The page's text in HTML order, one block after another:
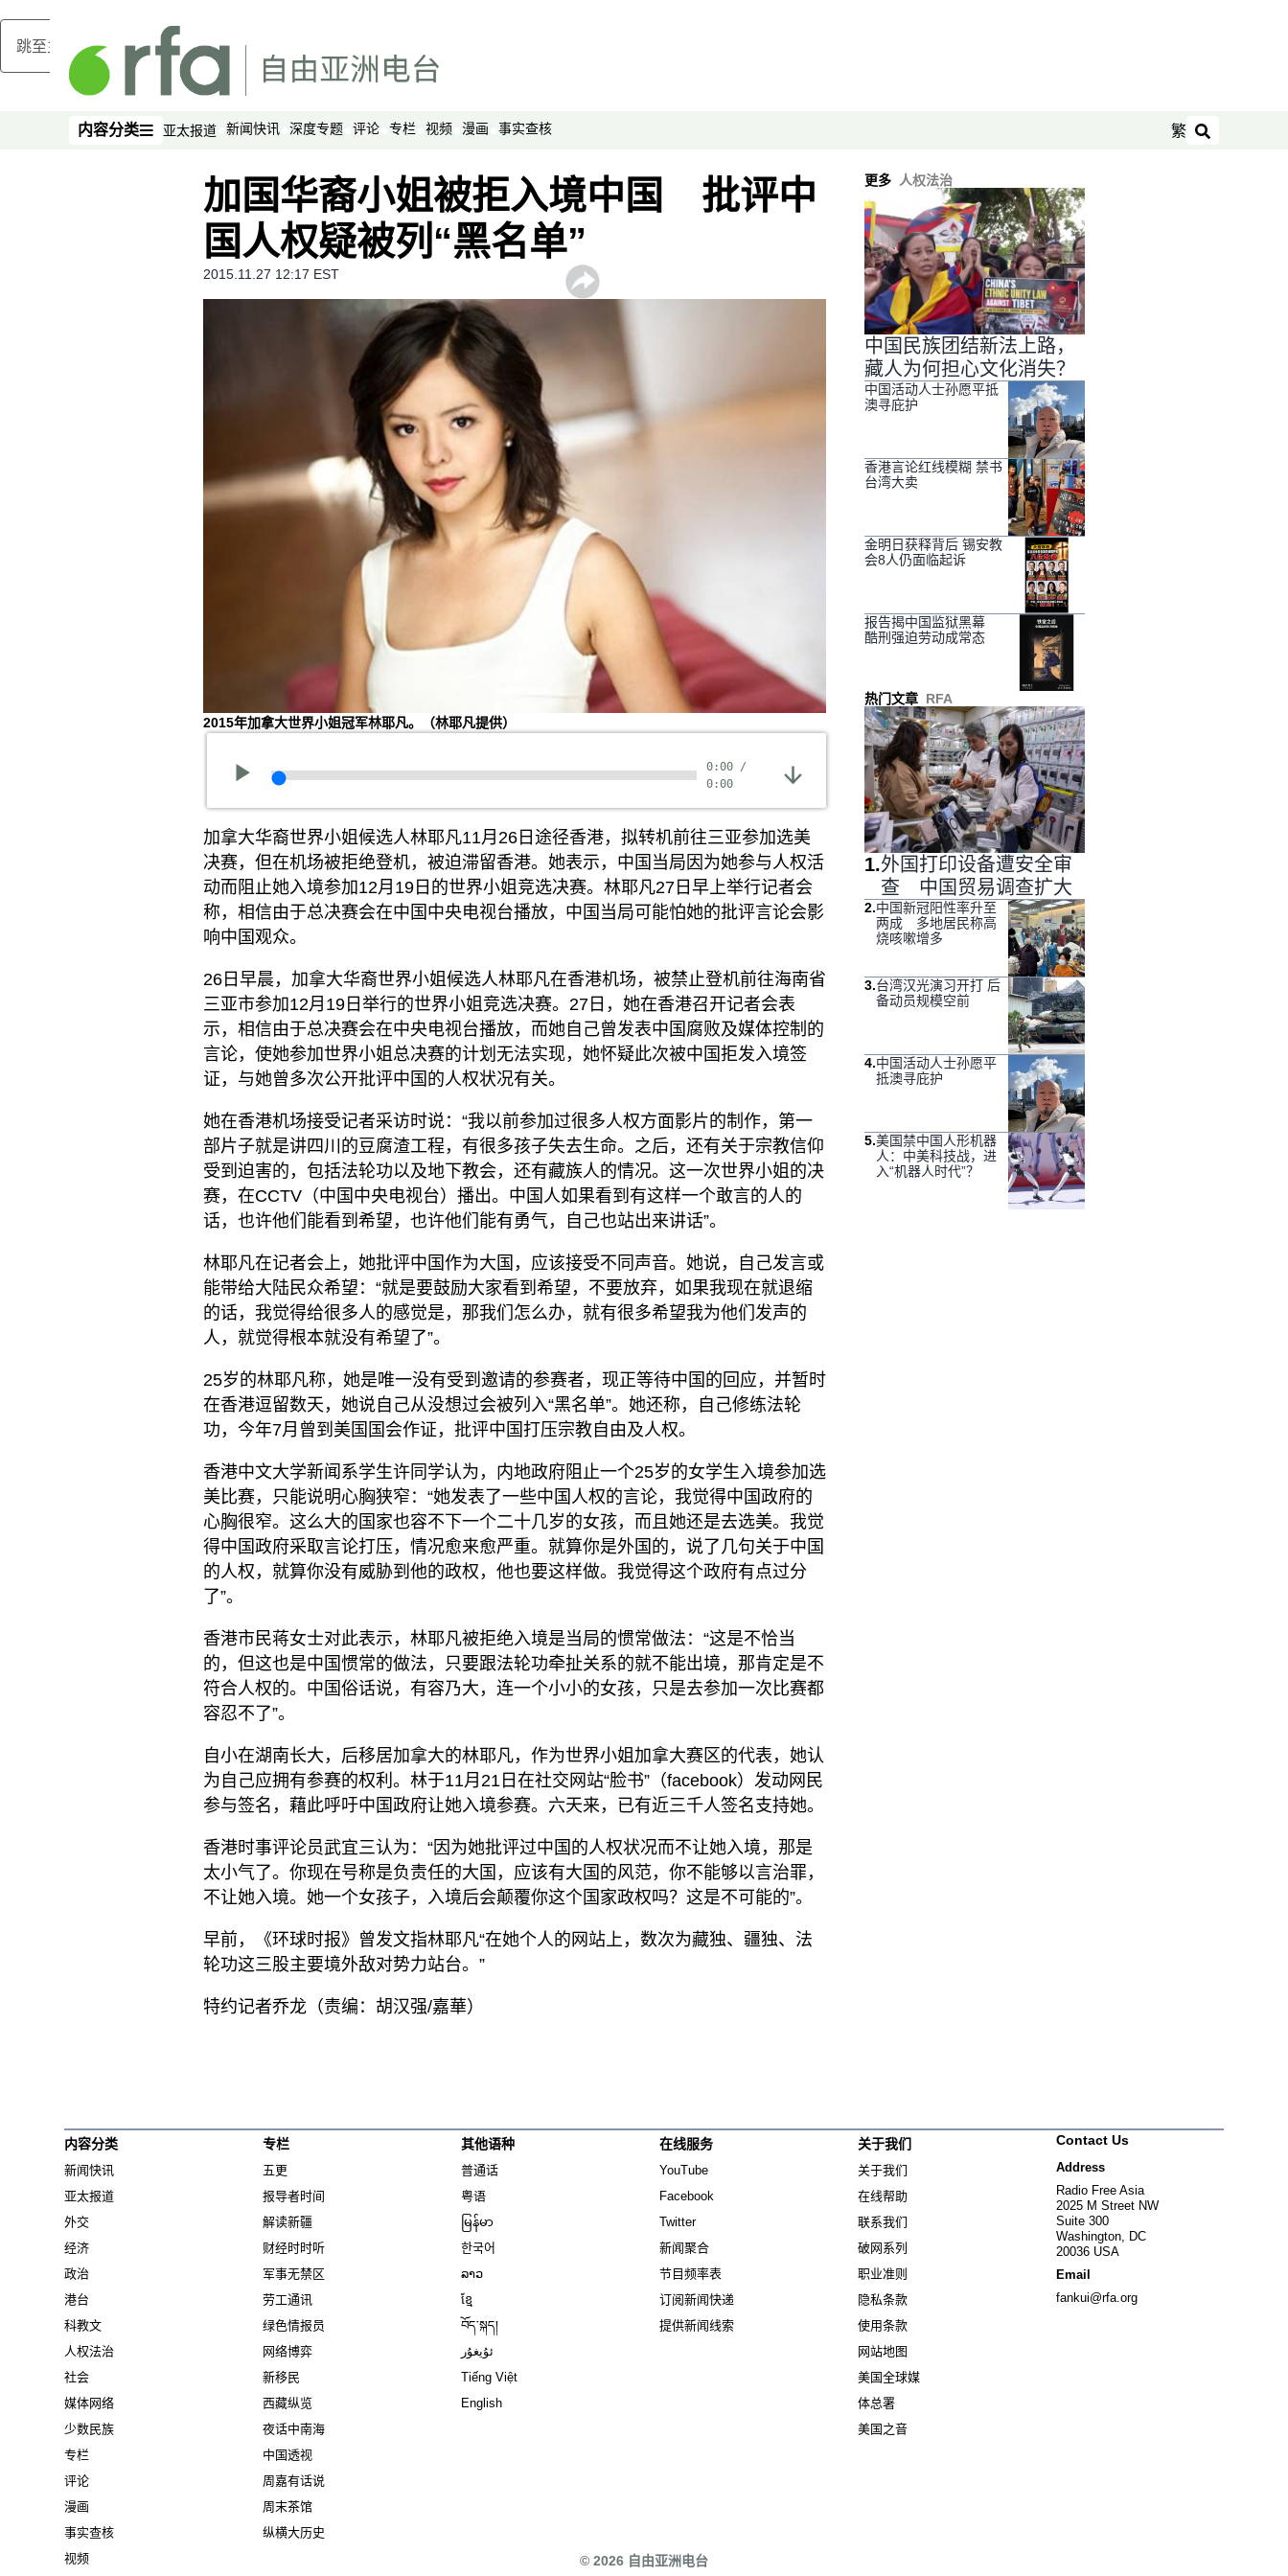
跳至主内容
内容分类
内容分类 亚太报道 新闻快讯 深度专题 评论 专栏 视频 漫画 事实查核 繁
搜索
视频
显示 视频 个子部分
亚洲很想聊
观点
专题与访谈
加国华裔小姐被拒入境中国 批评中
国人权疑被列“黑名单”
2015.11.27 12:17 EST
2015年加拿大世界小姐冠军林耶凡。（林耶凡提供）
0:00 /
0:00
加拿大华裔世界小姐候选人林耶凡11月26日途径香港，拟转机前往三亚参加选美
决赛，但在机场被拒绝登机，被迫滞留香港。她表示，中国当局因为她参与人权活
动而阻止她入境参加12月19日的世界小姐竞选决赛。林耶凡27日早上举行记者会
称，相信由于总决赛会在中国中央电视台播放，中国当局可能怕她的批评言论会影
响中国观众。
26日早晨，加拿大华裔世界小姐候选人林耶凡在香港机场，被禁止登机前往海南省
三亚市参加12月19日举行的世界小姐竞选决赛。27日，她在香港召开记者会表
示，相信由于总决赛会在中央电视台播放，而她自己曾发表中国腐败及媒体控制的
言论，使她参加世界小姐总决赛的计划无法实现，她怀疑此次被中国拒发入境签
证，与她曾多次公开批评中国的人权状况有关。
她在香港机场接受记者采访时说：“我以前参加过很多人权方面影片的制作，第一
部片子就是讲四川的豆腐渣工程，有很多孩子失去生命。之后，还有关于宗教信仰
受到迫害的，包括法轮功以及地下教会，还有藏族人的情况。这一次世界小姐的决
赛，在CCTV（中国中央电视台）播出。中国人如果看到有这样一个敢言的人的
话，也许他们能看到希望，也许他们能有勇气，自己也站出来讲话”。
林耶凡在记者会上，她批评中国作为大国，应该接受不同声音。她说，自己发言或
能带给大陆民众希望：“就是要鼓励大家看到希望，不要放弃，如果我现在就退缩
的话，我觉得给很多人的感觉是，那我们怎么办，就有很多希望我为他们发声的
人，就觉得根本就没有希望了”。
25岁的林耶凡称，她是唯一没有受到邀请的参赛者，现正等待中国的回应，并暂时
在香港逗留数天，她说自己从没想过会被列入“黑名单”。她还称，自己修练法轮
功，今年7月曾到美国国会作证，批评中国打压宗教自由及人权。
香港中文大学新闻系学生许同学认为，内地政府阻止一个25岁的女学生入境参加选
美比赛，只能说明心胸狭窄：“她发表了一些中国人权的言论，我觉得中国政府的
心胸很窄。这么大的国家也容不下一个二十几岁的女孩，而且她还是去选美。我觉
得中国政府采取言论打压，情况愈来愈严重。就算你是外国的，说了几句关于中国
的人权，就算你没有威胁到他的政权，他也要这样做。我觉得这个政府有点过分
了”。
香港市民蒋女士对此表示，林耶凡被拒绝入境是当局的惯常做法：“这是不恰当
的，但这也是中国惯常的做法，只要跟法轮功牵扯关系的就不能出境，那肯定是不
符合人权的。中国俗话说，有容乃大，连一个小小的女孩，只是去参加一次比赛都
容忍不了”。
自小在湖南长大，后移居加拿大的林耶凡，作为世界小姐加拿大赛区的代表，她认
为自己应拥有参赛的权利。林于11月21日在社交网站“脸书”（facebook）发动网民
参与签名，藉此呼吁中国政府让她入境参赛。六天来，已有近三千人签名支持她。
香港时事评论员武宜三认为：“因为她批评过中国的人权状况而不让她入境，那是
太小气了。你现在号称是负责任的大国，应该有大国的风范，你不能够以言治罪，
不让她入境。她一个女孩子，入境后会颠覆你这个国家政权吗？这是不可能的”。
早前，《环球时报》曾发文指林耶凡“在她个人的网站上，数次为藏独、疆独、法
轮功这三股主要境外敌对势力站台。”
特约记者乔龙（责编：胡汉强/嘉華）
更多 人权法治
中国民族团结新法上路，
藏人为何担心文化消失？
中国活动人士孙愿平抵
澳寻庇护
香港言论红线模糊 禁书
台湾大卖
金明日获释背后 锡安教
会8人仍面临起诉
报告揭中国监狱黑幕
酷刑强迫劳动成常态
热门文章 RFA
1.外国打印设备遭安全审
查 中国贸易调查扩大
2.中国新冠阳性率升至
两成 多地居民称高
烧咳嗽增多
3.台湾汉光演习开打 后
备动员规模空前
4.中国活动人士孙愿平
抵澳寻庇护
5.美国禁中国人形机器
人：中美科技战，进
入“机器人时代”？
内容分类
新闻快讯
亚太报道
外交
经济
政治
港台
科教文
人权法治
社会
媒体网络
少数民族
专栏
评论
漫画
事实查核
视频
专栏
五更
报导者时间
解读新疆
财经时时听
军事无禁区
劳工通讯
绿色情报员
网络博弈
新移民
西藏纵览
夜话中南海
中国透视
周嘉有话说
周末茶馆
纵横大历史
其他语种
普通话
粤语
မြန်မာ
한국어
ລາວ
ខ្មែ
བོད་སྐད།
ئۇيغۇر
Tiếng Việt
English
在线服务
YouTube
Facebook
Twitter
新闻聚合
节目频率表
订阅新闻快递
提供新闻线索
关于我们
关于我们
在线帮助
联系我们
破网系列
职业准则
隐私条款
使用条款
网站地图
美国全球媒
体总署
美国之音
Contact Us
Address
Radio Free Asia
2025 M Street NW
Suite 300
Washington, DC
20036 USA
Email
fankui@rfa.org
© 2026 自由亚洲电台